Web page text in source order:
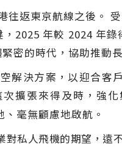
返東京航線之後。
2025 年較 2024 年
密的時代，協助推動
決方案，以迎合客
次擴張來得及時，強
毫無顧慮地啟航。
私人飛機的期望，遠